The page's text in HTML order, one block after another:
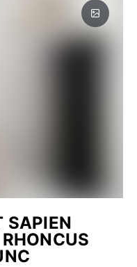
SAPIEN